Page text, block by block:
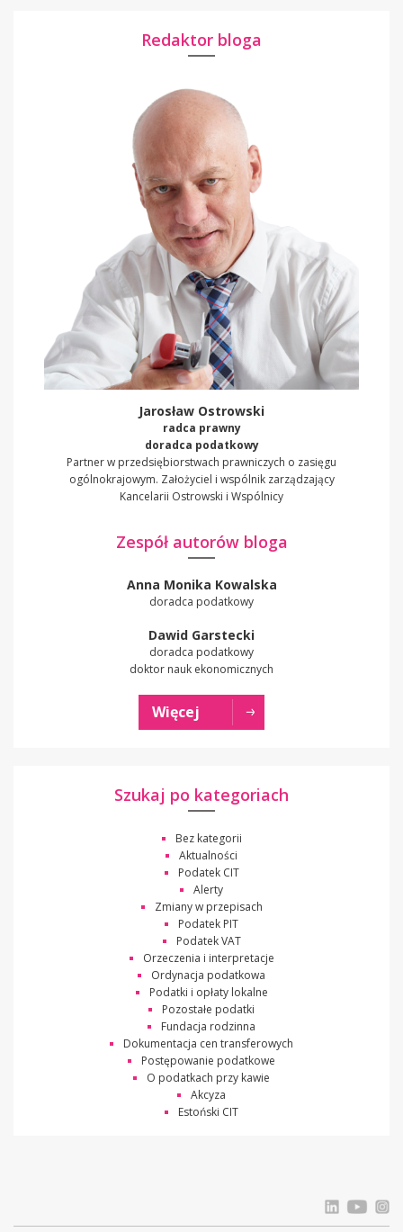
Redaktor bloga
Jarosław Ostrowski
radca prawny
doradca podatkowy
Partner w przedsiębiorstwach prawniczych o zasięgu
ogólnokrajowym. Założyciel i wspólnik zarządzający
Kancelarii Ostrowski i Wspólnicy
Zespół autorów bloga
Anna Monika Kowalska
doradca podatkowy
Dawid Garstecki
doradca podatkowy
doktor nauk ekonomicznych
Więcej
Szukaj po kategoriach
Bez kategorii
Aktualności
Podatek CIT
Alerty
Zmiany w przepisach
Podatek PIT
Podatek VAT
Orzeczenia i interpretacje
Ordynacja podatkowa
Podatki i opłaty lokalne
Pozostałe podatki
Fundacja rodzinna
Dokumentacja cen transferowych
Postępowanie podatkowe
O podatkach przy kawie
Akcyza
Estoński CIT